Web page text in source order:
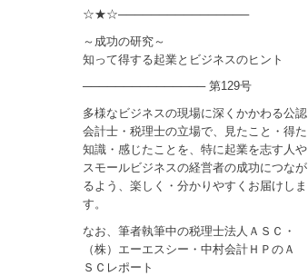
☆★☆────────────────
～成功の研究～
知って得する起業とビジネスのヒント
─────────────── 第129号
多様なビジネスの現場に深くかかわる公認
会計士・税理士の立場で、見たこと・得た
知識・感じたことを、特に起業を志す人や
スモールビジネスの経営者の成功につなが
るよう、楽しく・分かりやすくお届けしま
す。
なお、筆者執筆中の税理士法人ＡＳＣ・
（株）エーエスシー・中村会計ＨＰのＡ
ＳＣレポート